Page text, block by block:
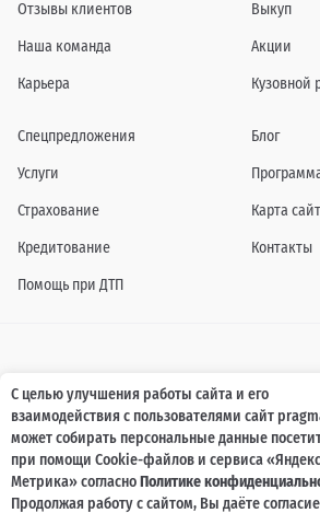
Отзывы клиентов
Наша команда
Карьера
Выкуп
Акции
Кузовной
Спецпредложения
Услуги
Страхование
Кредитование
Помощь при ДТП
Блог
Карта
Контакты
Информация о технических характеристиках,
гамме и стоимости автомобилей, а также
их проведения, указанных на сайте
характер и ни при каких условиях не является
определяемой положениями пунктом 2 статьи 437
Российской Федерации. Для получения подробной
специалистам нашей
С целью улучшения работы сайта и его
взаимодействия с пользователями сайт
может собирать персональные данные
при помощи Cookie-файлов и сервиса «Яндекс
Метрика» согласноПолитике
Продолжая работу с сайтом, Вы даёте